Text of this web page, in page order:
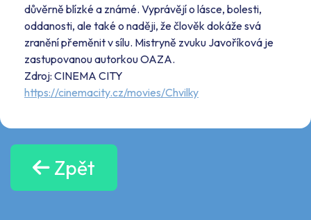
důvěrně blízké a známé. Vyprávějí o lásce, bolesti,
oddanosti, ale také o naději, že člověk dokáže svá
zranění přeměnit v sílu. Mistryně zvuku Javoříková je
zastupovanou autorkou OAZA.
Zdroj: CINEMA CITY
https://cinemacity.cz/movies/Chvilky
Zpět